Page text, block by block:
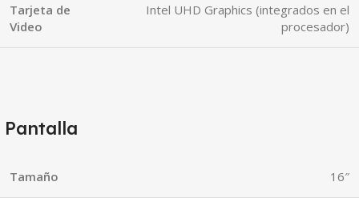
Tarjeta de
Video
Intel UHD Graphics (integrados en el
procesador)
Pantalla
Tamaño 16″